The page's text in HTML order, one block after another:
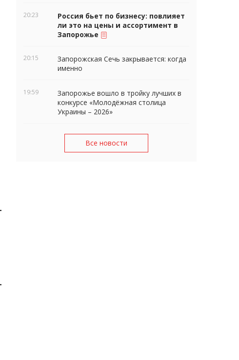
20:23
Россия бьет по бизнесу: повлияет
ли это на цены и ассортимент в
Запорожье
20:15
Запорожская Сечь закрывается: когда
именно
19:59
Запорожье вошло в тройку лучших в
конкурсе «Молодёжная столица
Украины – 2026»
Все новости